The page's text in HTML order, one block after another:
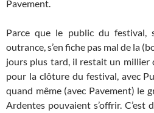
Pavement.
Parce que le public du festival,
outrance, s’en fiche pas mal de la
jours plus tard, il restait un millier
pour la clôture du festival, avec
quand même (avec Pavement) le
Ardentes pouvaient s’offrir. C’est